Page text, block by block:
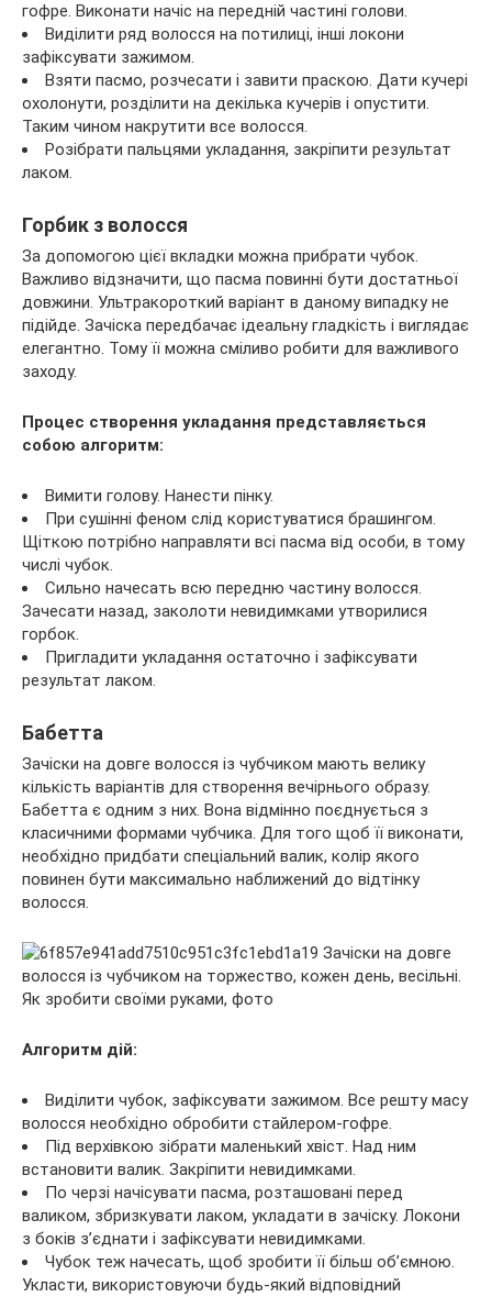
гофре. Виконати начіс на передній частині голови.
Виділити ряд волосся на потилиці, інші локони
зафіксувати зажимом.
Взяти пасмо, розчесати і завити праскою. Дати кучері
охолонути, розділити на декілька кучерів і опустити.
Таким чином накрутити все волосся.
Розібрати пальцями укладання, закріпити результат
лаком.
Горбик з волосся
За допомогою цієї вкладки можна прибрати чубок.
Важливо відзначити, що пасма повинні бути достатньої
довжини. Ультракороткий варіант в даному випадку не
підійде. Зачіска передбачає ідеальну гладкість і виглядає
елегантно. Тому її можна сміливо робити для важливого
заходу.
Процес створення укладання представляється
собою алгоритм:
Вимити голову. Нанести пінку.
При сушінні феном слід користуватися брашингом.
Щіткою потрібно направляти всі пасма від особи, в тому
числі чубок.
Сильно начесать всю передню частину волосся.
Зачесати назад, заколоти невидимками утворилися
горбок.
Пригладити укладання остаточно і зафіксувати
результат лаком.
Бабетта
Зачіски на довге волосся із чубчиком мають велику
кількість варіантів для створення вечірнього образу.
Бабетта є одним з них. Вона відмінно поєднується з
класичними формами чубчика. Для того щоб її виконати,
необхідно придбати спеціальний валик, колір якого
повинен бути максимально наближений до відтінку
волосся.
Алгоритм дій:
Виділити чубок, зафіксувати зажимом. Все решту масу
волосся необхідно обробити стайлером-гофре.
Під верхівкою зібрати маленький хвіст. Над ним
встановити валик. Закріпити невидимками.
По черзі начісувати пасма, розташовані перед
валиком, збризкувати лаком, укладати в зачіску. Локони
з боків з’єднати і зафіксувати невидимками.
Чубок теж начесать, щоб зробити її більш об’ємною.
Укласти, використовуючи будь-який відповідний